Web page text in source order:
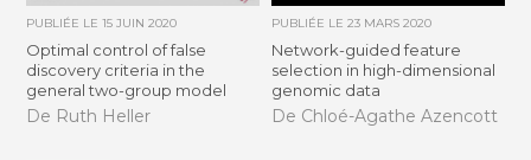
PUBLIÉE LE15 JUIN 2020
Optimal control of false
discovery criteria in the
general two-group model
De Ruth Heller
PUBLIÉE LE 23 MARS 2020
Network-guided feature
selection in high-dimensional
genomic data
De Chloé-Agathe Azencott